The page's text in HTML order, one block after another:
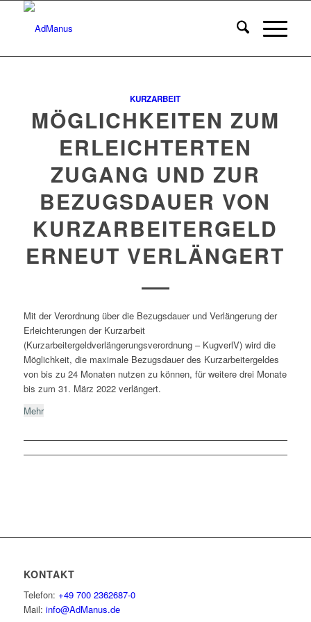
KURZARBEIT
MÖGLICHKEITEN ZUM
ERLEICHTERTEN
ZUGANG UND ZUR
BEZUGSDAUER VON
KURZARBEITERGELD
ERNEUT VERLÄNGERT
Mit der Verordnung über die Bezugsdauer und Verlängerung der
Erleichterungen der Kurzarbeit
(Kurzarbeitergeldverlängerungsverordnung – KugverlV) wird die
Möglichkeit, die maximale Bezugsdauer des Kurzarbeitergeldes
von bis zu 24 Monaten nutzen zu können, für weitere drei Monate
bis zum 31. März 2022 verlängert.
Mehr
KONTAKT
Telefon: +49 700 2362687-0
Mail: info@AdManus.de